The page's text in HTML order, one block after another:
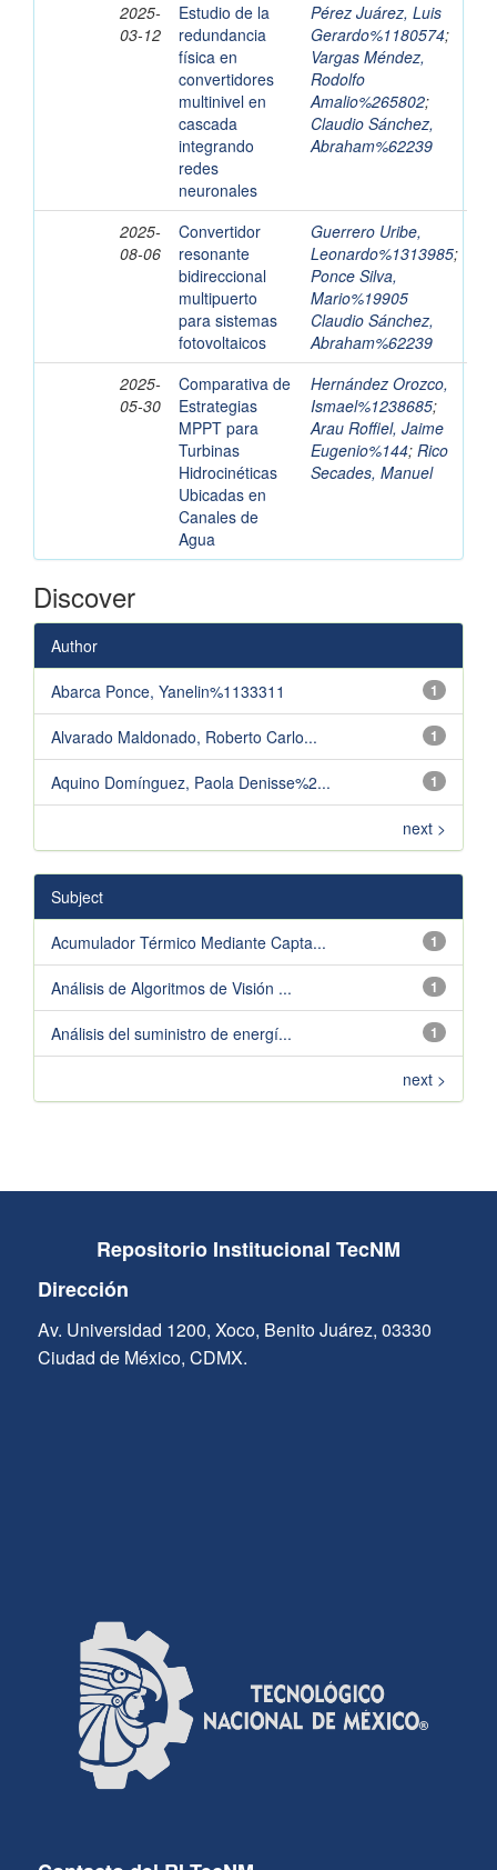
2025-
03-12
Estudio de la
redundancia
física en
convertidores
multinivel en
cascada
integrando
redes
neuronales
Pérez Juárez, Luis
Gerardo%1180574;
Vargas Méndez,
Rodolfo
Amalio%265802;
Claudio Sánchez,
Abraham%62239
2025-
08-06
Convertidor
resonante
bidireccional
multipuerto
para sistemas
fotovoltaicos
Guerrero Uribe,
Leonardo%1313985;
Ponce Silva,
Mario%19905
Claudio Sánchez,
Abraham%62239
2025-
05-30
Comparativa de
Estrategias
MPPT para
Turbinas
Hidrocinéticas
Ubicadas en
Canales de
Agua
Hernández Orozco,
Ismael%1238685;
Arau Roffiel, Jaime
Eugenio%144; Rico
Secades, Manuel
Discover
Author
1
Abarca Ponce, Yanelin%1133311
1
Alvarado Maldonado, Roberto Carlo...
1
Aquino Domínguez, Paola Denisse%2...
next >
Subject
1
Acumulador Térmico Mediante Capta...
1
Análisis de Algoritmos de Visión ...
1
Análisis del suministro de energí...
next >
Repositorio Institucional TecNM
Dirección
Av. Universidad 1200, Xoco, Benito Juárez, 03330
Ciudad de México, CDMX.